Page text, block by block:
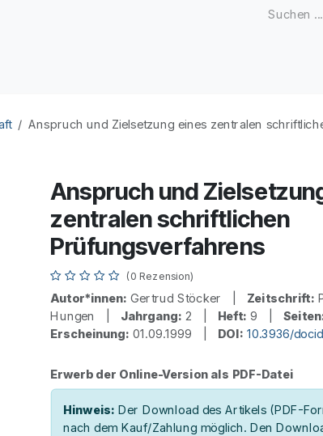
Anspruch und Zielsetzung eines zentralen
Anspruch und
zentralen schriftlichen
Prüfungsverfahrens
(0 Rezension)
Autor*innen: Gertrud Stöcker | Zeitschrift:
Hungen | Jahrgang: 2 | Heft: 9 |
Erscheinung: 01.09.1999 | DOI: 10.3936/
Erwerb der Online-Version als PDF-Datei
Hinweis: Der Download des Artikels (PDF-
nach dem Kauf/Zahlung möglich. Den